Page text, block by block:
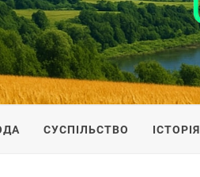
IS
СУСПІЛЬСТВО ІСТОРІЯ